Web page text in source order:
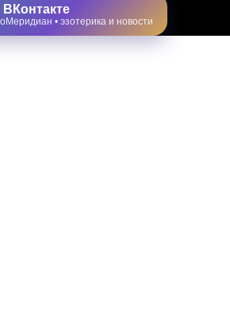
• эзотерика и новости